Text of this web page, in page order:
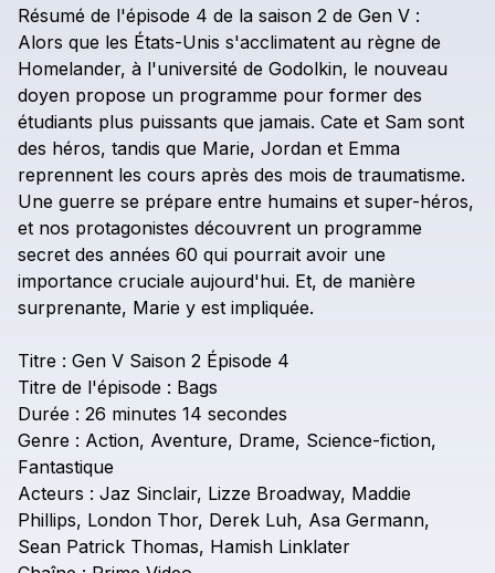
Résumé de l'épisode 4 de la saison 2 de Gen V :
Alors que les États-Unis s'acclimatent au règne de
Homelander, à l'université de Godolkin, le nouveau
doyen propose un programme pour former des
étudiants plus puissants que jamais. Cate et Sam sont
des héros, tandis que Marie, Jordan et Emma
reprennent les cours après des mois de traumatisme.
Une guerre se prépare entre humains et super-héros,
et nos protagonistes découvrent un programme
secret des années 60 qui pourrait avoir une
importance cruciale aujourd'hui. Et, de manière
surprenante, Marie y est impliquée.
Titre : Gen V Saison 2 Épisode 4
Titre de l'épisode : Bags
Durée : 26 minutes 14 secondes
Genre : Action, Aventure, Drame, Science-fiction,
Fantastique
Acteurs : Jaz Sinclair, Lizze Broadway, Maddie
Phillips, London Thor, Derek Luh, Asa Germann,
Sean Patrick Thomas, Hamish Linklater